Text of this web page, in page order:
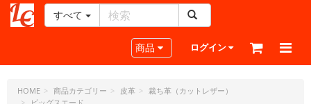
ー
ラ
すべて
Toggle navigation
商品 ログイン
HOME 商品カテゴリー 皮革
裁ち革（カットレザー）